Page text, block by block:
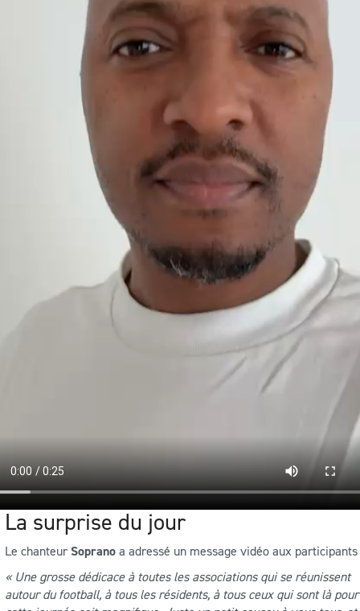
La surprise du jour
Le chanteurSopranoa adressé un message vidéo aux participants
« Une grosse dédicace à toutes les associations qui se réunissent
autour du football, à tous les résidents, à tous ceux qui sont là